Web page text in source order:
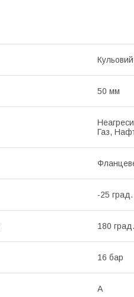
Кульовий
50 мм
Газ,
-25 град.
180 град.
16 бар
А